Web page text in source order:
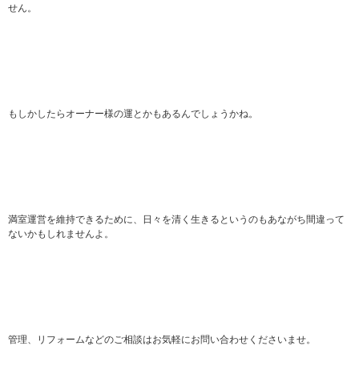
せん。
もしかしたらオーナー様の運とかもあるんでしょうかね。
満室運営を維持できるために、日々を清く生きるというのもあながち間違って
ないかもしれませんよ。
管理、リフォームなどのご相談はお気軽にお問い合わせくださいませ。